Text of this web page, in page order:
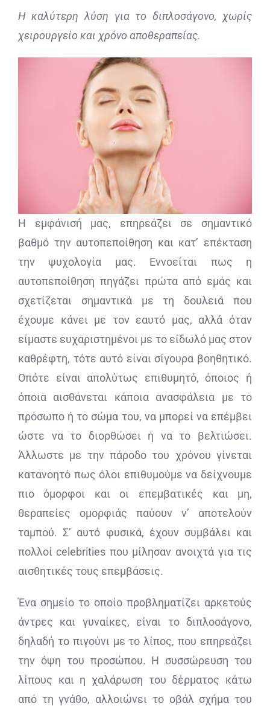
BLOG
ΕΠΙΚΟΙΝΩΝΙΑ
Η καλύτερη λύση για το διπλοσάγονο, χωρίς
χειρουργείο και χρόνο αποθεραπείας.
Η εμφάνισή μας, επηρεάζει σε σημαντικό
βαθμό την αυτοπεποίθηση και κατ’ επέκταση
την ψυχολογία μας. Εννοείται πως η
αυτοπεποίθηση πηγάζει πρώτα από εμάς και
σχετίζεται σημαντικά με τη δουλειά που
έχουμε κάνει με τον εαυτό μας, αλλά όταν
είμαστε ευχαριστημένοι με το είδωλό μας στον
καθρέφτη, τότε αυτό είναι σίγουρα βοηθητικό.
Οπότε είναι απολύτως επιθυμητό, όποιος ή
όποια αισθάνεται κάποια ανασφάλεια με το
πρόσωπο ή το σώμα του, να μπορεί να επέμβει
ώστε να το διορθώσει ή να το βελτιώσει.
Άλλωστε με την πάροδο του χρόνου γίνεται
κατανοητό πως όλοι επιθυμούμε να δείχνουμε
πιο όμορφοι και οι επεμβατικές και μη,
θεραπείες ομορφιάς παύουν ν’ αποτελούν
ταμπού. Σ’ αυτό φυσικά, έχουν συμβάλει και
πολλοί celebrities που μίλησαν ανοιχτά για τις
αισθητικές τους επεμβάσεις.
Ένα σημείο το οποίο προβληματίζει αρκετούς
άντρες και γυναίκες, είναι το διπλοσάγονο,
δηλαδή το πιγούνι με το λίπος, που επηρεάζει
την όψη του προσώπου. Η συσσώρευση του
λίπους και η χαλάρωση του δέρματος κάτω
από τη γνάθο, αλλοιώνει το οβάλ σχήμα του